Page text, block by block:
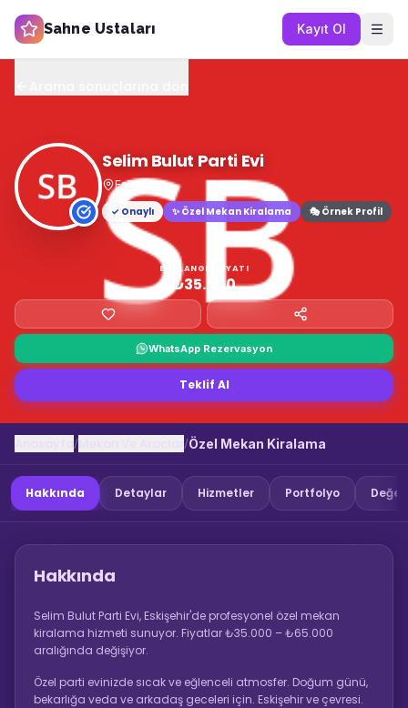
Sahne Ustaları Kayıt Ol
Selim Bulut Parti Evi
Eskişehir
✓ Onaylı
✨ Özel Mekan Kiralama 🎭 Örnek Profil
BAŞLANGIÇ FIYATI
₺35.000
WhatsApp Rezervasyon
Teklif Al
/ /Özel Mekan Kiralama
Hakkında Detaylar Hizmetler Portfolyo
Hakkında
Selim Bulut Parti Evi, Eskişehir'de profesyonel özel mekan
kiralama hizmeti sunuyor. Fiyatlar ₺35.000 – ₺65.000
aralığında değişiyor.
Özel parti evinizde sıcak ve eğlenceli atmosfer. Doğum günü,
bekarlığa veda ve arkadaş geceleri için. Eskişehir ve çevresi.